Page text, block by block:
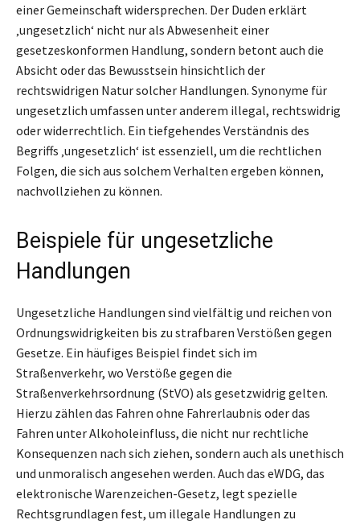
einer Gemeinschaft widersprechen. Der Duden erklärt
‚ungesetzlich‘ nicht nur als Abwesenheit einer
gesetzeskonformen Handlung, sondern betont auch die
Absicht oder das Bewusstsein hinsichtlich der
rechtswidrigen Natur solcher Handlungen. Synonyme für
ungesetzlich umfassen unter anderem illegal, rechtswidrig
oder widerrechtlich. Ein tiefgehendes Verständnis des
Begriffs ‚ungesetzlich‘ ist essenziell, um die rechtlichen
Folgen, die sich aus solchem Verhalten ergeben können,
nachvollziehen zu können.
Beispiele für ungesetzliche
Handlungen
Ungesetzliche Handlungen sind vielfältig und reichen von
Ordnungswidrigkeiten bis zu strafbaren Verstößen gegen
Gesetze. Ein häufiges Beispiel findet sich im
Straßenverkehr, wo Verstöße gegen die
Straßenverkehrsordnung (StVO) als gesetzwidrig gelten.
Hierzu zählen das Fahren ohne Fahrerlaubnis oder das
Fahren unter Alkoholeinfluss, die nicht nur rechtliche
Konsequenzen nach sich ziehen, sondern auch als unethisch
und unmoralisch angesehen werden. Auch das eWDG, das
elektronische Warenzeichen-Gesetz, legt spezielle
Rechtsgrundlagen fest, um illegale Handlungen zu